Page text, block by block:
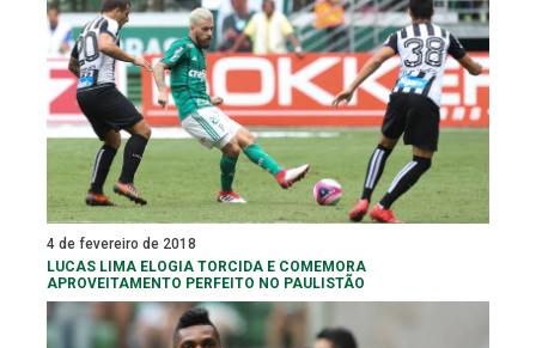
4 de fevereiro de 2018
LUCAS LIMA ELOGIA TORCIDA E COMEMORA
APROVEITAMENTO PERFEITO NO PAULISTÃO